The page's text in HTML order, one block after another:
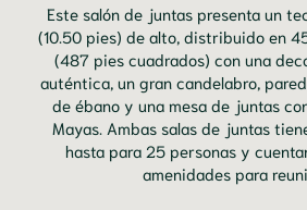
Este salón de juntas presenta un
(10.50 pies) de alto, distribuido en
(487 pies cuadrados) con una
auténtica, un gran candelabro,
de ébano y una mesa de juntas
Mayas. Ambas salas de juntas
hasta para 25 personas y
amenidades para